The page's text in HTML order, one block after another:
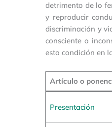
detrimento de lo
y reproducir
discriminación y
consciente o
esta condición en
Artículo o
Presentación